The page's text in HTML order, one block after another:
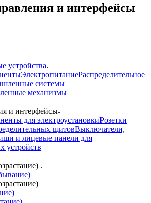
и интерфейсы
устройства
ЭлектропитаниеРаспределительное
системы
механизмы
и интерфейсы
для электроустановкиРозетки
щитовВыключатели,
и лицевые панели для
устройств